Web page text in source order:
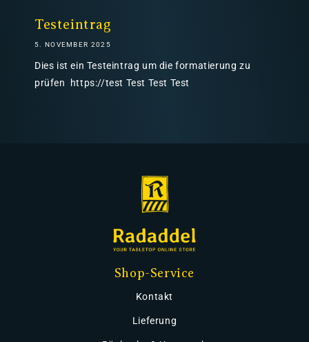
Testeintrag
5. NOVEMBER 2025
Dies ist ein Testeintrag um die formatierung zu
prüfen https://test Test Test Test
Shop-Service
Kontakt
Lieferung